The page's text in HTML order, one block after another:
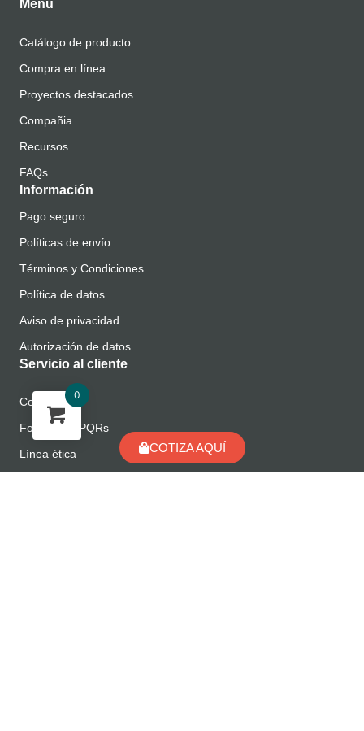
COTIZA AQUÍ
Menú
Catálogo de producto
Compra en línea
Proyectos destacados
Compañia
Recursos
FAQs
Información
Pago seguro
Políticas de envío
Términos y Condiciones
Política de datos
Aviso de privacidad
Autorización de datos
Servicio al cliente
Contacto
Formulario PQRs
Línea ética
0